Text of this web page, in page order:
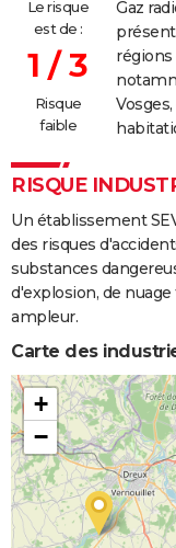
Le risque
est de :
1 / 3
Risque
faible
Gaz
régions
RISQUE
Un établissement
des risques
substances
d'explosion, de
ampleur.
Carte des
+
−